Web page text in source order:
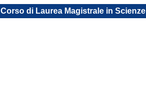
Corso di Laurea Magistrale in